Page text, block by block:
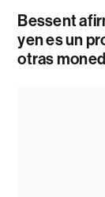
Bessent
yen es un
otras